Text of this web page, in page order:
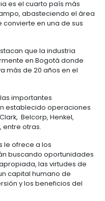
es un país
a sus altos
sector, las
facilidad para
entre los
para
comercializadores
es el cuarto
este campo,
se convierte en
destacan que la
en